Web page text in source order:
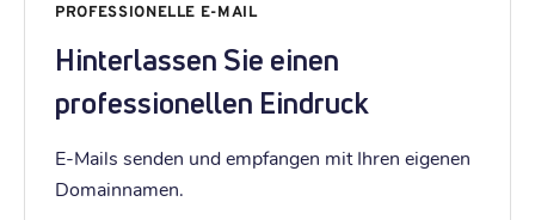
PROFESSIONELLE E-MAIL
Hinterlassen Sie einen
professionellen Eindruck
E-Mails senden und empfangen mit Ihren eigenen
Domainnamen.